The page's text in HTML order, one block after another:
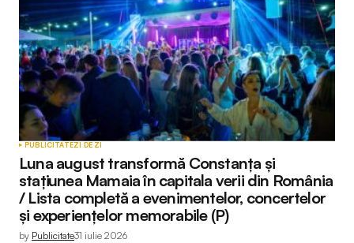
PUBLICITATEZI DE ZI
Luna august transformă Constanța și
stațiunea Mamaia în capitala verii din România
/ Lista completă a evenimentelor, concertelor
și experiențelor memorabile (P)
by Publicitate31 iulie 2026